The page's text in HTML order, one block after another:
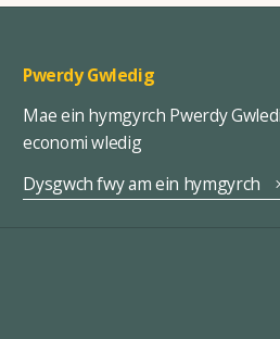
Pwerdy Gwledig
Mae ein hymgyrch Pwerdy
economi wledig
Dysgwch fwy am ein hymgyrch